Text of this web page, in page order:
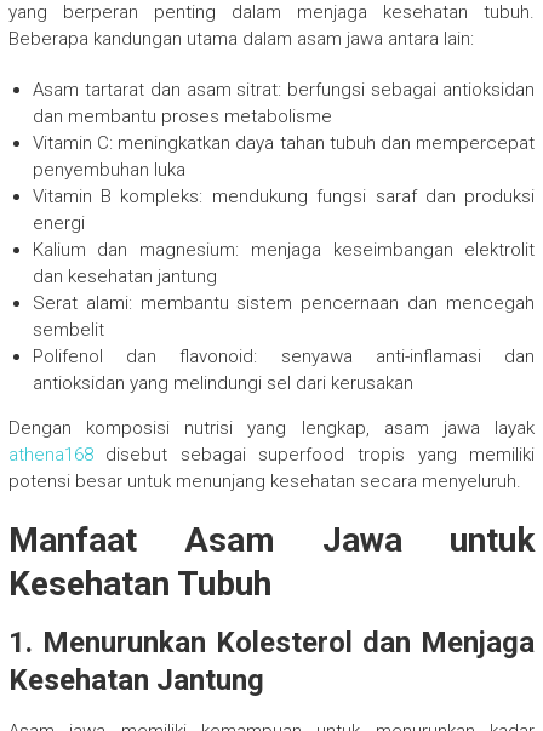
yang berperan penting dalam menjaga kesehatan tubuh.
Beberapa kandungan utama dalam asam jawa antara lain:
Asam tartarat dan asam sitrat: berfungsi sebagai antioksidan
dan membantu proses metabolisme
Vitamin C: meningkatkan daya tahan tubuh dan mempercepat
penyembuhan luka
Vitamin B kompleks: mendukung fungsi saraf dan produksi
energi
Kalium dan magnesium: menjaga keseimbangan elektrolit
dan kesehatan jantung
Serat alami: membantu sistem pencernaan dan mencegah
sembelit
Polifenol dan flavonoid: senyawa anti-inflamasi dan
antioksidan yang melindungi sel dari kerusakan
Dengan komposisi nutrisi yang lengkap, asam jawa layak
athena168disebut sebagai superfood tropis yang memiliki
potensi besar untuk menunjang kesehatan secara menyeluruh.
Manfaat Asam Jawa untuk
Kesehatan Tubuh
1. Menurunkan Kolesterol dan Menjaga
Kesehatan Jantung